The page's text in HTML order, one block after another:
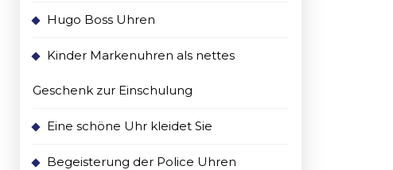
Hugo Boss Uhren
Kinder Markenuhren als nettes
Geschenk zur Einschulung
Eine schöne Uhr kleidet Sie
Begeisterung der Police Uhren